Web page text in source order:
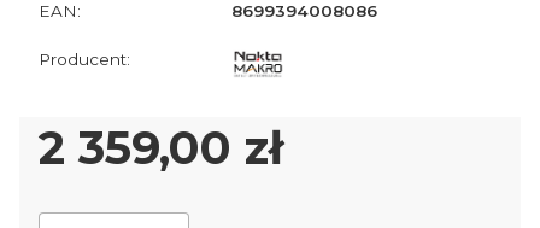
EAN:
8699394008086
Cena
2 359,00 zł